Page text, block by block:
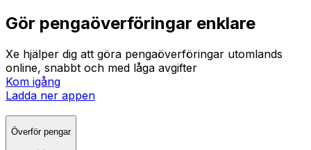
Gör pengaöverföringar enklare
Xe hjälper dig att göra pengaöverföringar utomlands
online, snabbt och med låga avgifter
Kom igång
Ladda ner appen
Överför pengar